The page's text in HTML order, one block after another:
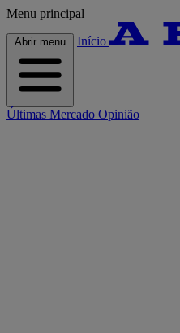
Menu principal
Abrir menu Início
Últimas Mercado Opinião